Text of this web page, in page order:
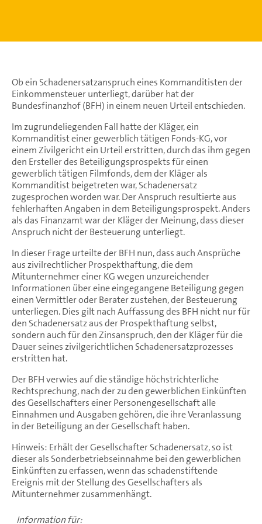
Ob ein Schadenersatzanspruch eines Kommanditisten der
Einkommensteuer unterliegt, darüber hat der
Bundesfinanzhof (BFH) in einem neuen Urteil entschieden.
Im zugrundeliegenden Fall hatte der Kläger, ein
Kommanditist einer gewerblich tätigen Fonds-KG, vor
einem Zivilgericht ein Urteil erstritten, durch das ihm gegen
den Ersteller des Beteiligungsprospekts für einen
gewerblich tätigen Filmfonds, dem der Kläger als
Kommanditist beigetreten war, Schadenersatz
zugesprochen worden war. Der Anspruch resultierte aus
fehlerhaften Angaben in dem Beteiligungsprospekt. Anders
als das Finanzamt war der Kläger der Meinung, dass dieser
Anspruch nicht der Besteuerung unterliegt.
In dieser Frage urteilte der BFH nun, dass auch Ansprüche
aus zivilrechtlicher Prospekthaftung, die dem
Mitunternehmer einer KG wegen unzureichender
Informationen über eine eingegangene Beteiligung gegen
einen Vermittler oder Berater zustehen, der Besteuerung
unterliegen. Dies gilt nach Auffassung des BFH nicht nur für
den Schadenersatz aus der Prospekthaftung selbst,
sondern auch für den Zinsanspruch, den der Kläger für die
Dauer seines zivilgerichtlichen Schadenersatzprozesses
erstritten hat.
Der BFH verwies auf die ständige höchstrichterliche
Rechtsprechung, nach der zu den gewerblichen Einkünften
des Gesellschafters einer Personengesellschaft alle
Einnahmen und Ausgaben gehören, die ihre Veranlassung
in der Beteiligung an der Gesellschaft haben.
Hinweis: Erhält der Gesellschafter Schadenersatz, so ist
dieser als Sonderbetriebseinnahme bei den gewerblichen
Einkünften zu erfassen, wenn das schadenstiftende
Ereignis mit der Stellung des Gesellschafters als
Mitunternehmer zusammenhängt.
Information für: